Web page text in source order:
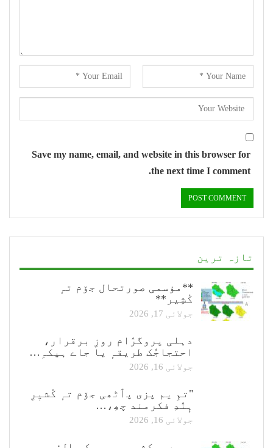
Save my name, email, and website in this browser for
the next time I comment.
تازہ ترین
**مؤسمی صورتحال جۆم تہٕ
کٔشِیر**
جولائی 17, 2026
دہلی پروگرٛام روزِ برقرار،
احتجاجُک طریقہٕ یا جاے ہیکہِ…
جولائی 16, 2026
"تمِ یم پزی پٲٹھی جۆم تہٕ کٔشیٖرِ
ہٕنٛدِ فکرمند چھِ،…
جولائی 16, 2026